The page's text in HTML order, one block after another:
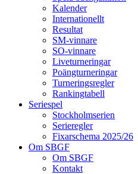
Kalender
Internationellt
Resultat
SM-vinnare
SO-vinnare
Liveturneringar
Poängturneringar
Turneringsregler
Rankingtabell
Seriespel
Stockholmserien
Serieregler
Fixarschema 2025/26
Om SBGF
Om SBGF
Kontakt